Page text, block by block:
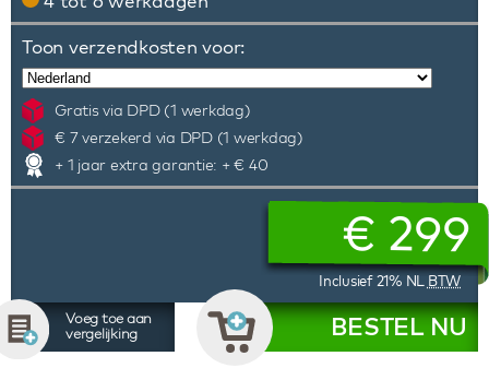
Toon verzendkosten voor:
Gratis via DPD (1 werkdag)
€ 7 verzekerd via DPD (1 werkdag)
+ 1 jaar extra garantie: + € 40
€ 299
Inclusief 21% NL BTW
Voeg toe aan
vergelijking
BESTEL NU